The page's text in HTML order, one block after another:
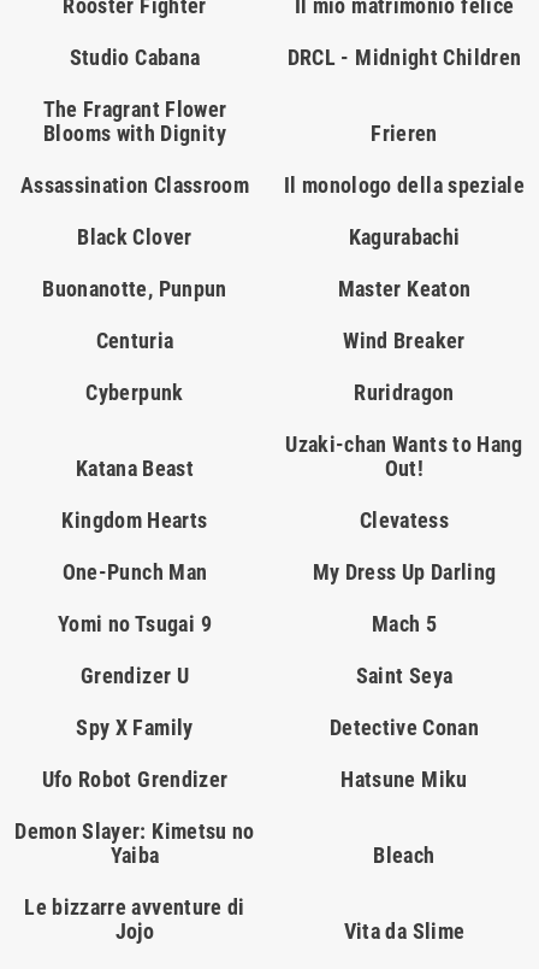
Rooster Fighter Il mio matrimonio felice
Studio Cabana DRCL - Midnight Children
The Fragrant Flower
Blooms with Dignity
Frieren
Assassination Classroom Il monologo della speziale
Black Clover Kagurabachi
Buonanotte, Punpun Master Keaton
Centuria Wind Breaker
Cyberpunk Ruridragon
Katana Beast
Uzaki-chan Wants to Hang
Out!
Kingdom Hearts Clevatess
One-Punch Man My Dress Up Darling
Yomi no Tsugai 9 Mach 5
Grendizer U Saint Seya
Spy X Family Detective Conan
Ufo Robot Grendizer Hatsune Miku
Demon Slayer: Kimetsu no
Yaiba
Bleach
Le bizzarre avventure di
Jojo
Vita da Slime